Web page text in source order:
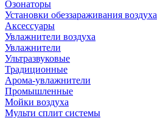
Озонаторы
Установки обеззараживания воздуха
Аксессуары
Увлажнители воздуха
Увлажнители
Ультразвуковые
Традиционные
Арома-увлажнители
Промышленные
Мойки воздуха
Мульти сплит системы